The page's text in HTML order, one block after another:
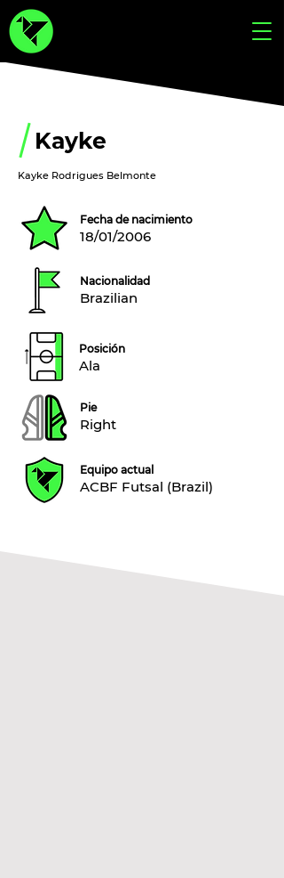
Kayke
Kayke Rodrigues Belmonte
Fecha de nacimiento
18/01/2006
Nacionalidad
Brazilian
Posición
Ala
Pie
Right
Equipo actual
ACBF Futsal (Brazil)